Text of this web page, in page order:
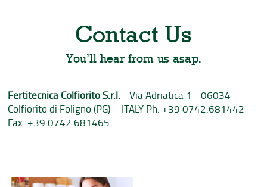
Contact Us
You’ll hear from us asap.
Fertitecnica Colfiorito S.r.l. - Via Adriatica 1 - 06034
Colfiorito di Foligno (PG) – ITALY Ph. +39 0742.681442 -
Fax. +39 0742.681465